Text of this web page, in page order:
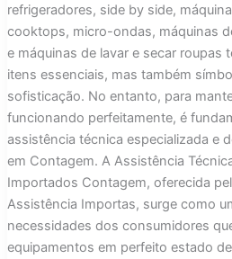
refrigeradores, side by side,
cooktops, micro-ondas, máquinas
e máquinas de lavar e secar roupas
itens essenciais, mas também
sofisticação. No entanto, para
funcionando perfeitamente, é
assistência técnica especializada e
em Contagem. A Assistência
Importados Contagem, oferecida
Assistência Importas, surge como
necessidades dos consumidores
equipamentos em perfeito estado